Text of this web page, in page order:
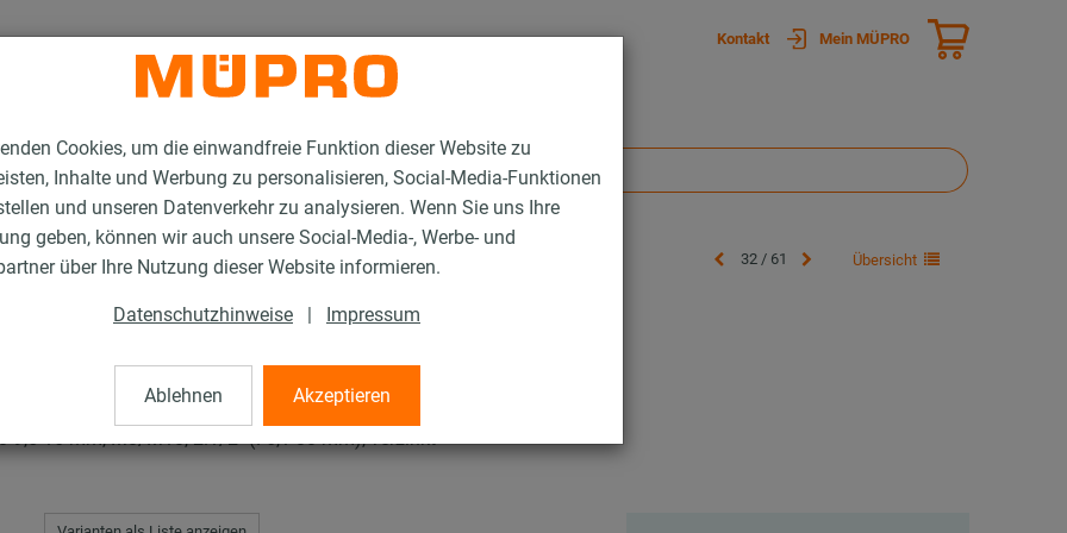
Cookies, um die einwandfreie Funktion dieser Website zu
Inhalte und Werbung zu personalisieren, Social-Media-Funktionen
und unseren Datenverkehr zu analysieren. Wenn Sie uns Ihre
geben, können wir auch unsere Social-Media-, Werbe- und
über Ihre Nutzung dieser Website informieren.
Datenschutzhinweise | Impressum
Ablehnen Akzeptieren
Kontakt Mein MÜPRO
Typ H, M, T 32 / 61 Übersicht
M, T
9,5-16 mm, M8/M10, 2.1/2" (76,1-80 mm), verzinkt